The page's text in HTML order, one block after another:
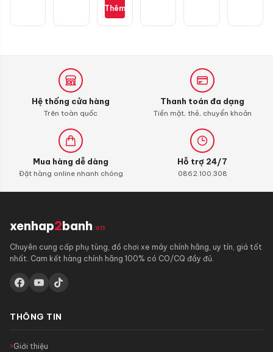
M3325
không
Thêm
Hệ thống cửa hàng
Trên toàn quốc
Thanh toán đa dạng
Tiền mặt, thẻ, chuyển khoản
Mua hàng dễ dàng
Đặt hàng online nhanh chóng
Hỗ trợ 24/7
0862.100.308
xenhap2banh.vn
Chuyên cung cấp phụ tùng, đồ chơi xe máy chính hãng, uy tín, giá tốt
nhất. Cam kết hàng chính hãng 100% có CO/CQ đầy đủ.
THÔNG TIN
Giới thiệu